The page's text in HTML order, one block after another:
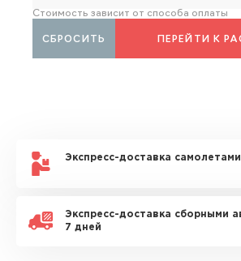
Стоимость зависит от способа оплаты
ПЕРЕЙТИ К
СБРОСИТЬ
Экспресс-доставка
Экспресс-доставка сборными
7 дней